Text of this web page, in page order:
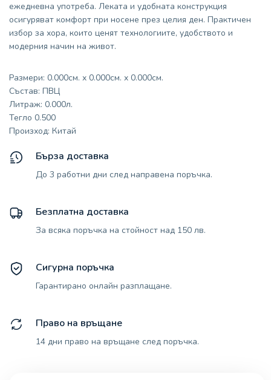
ежедневна употреба. Леката и удобната конструкция
осигуряват комфорт при носене през целия ден. Практичен
избор за хора, които ценят технологиите, удобството и
модерния начин на живот.
Размери: 0.000см. x 0.000см. x 0.000см.
Състав: ПВЦ
Литраж: 0.000л.
Тегло 0.500
Произход: Китай
Бърза доставка
До 3 работни дни след направена поръчка.
Безплатна доставка
За всяка поръчка на стойност над 150 лв.
Сигурна поръчка
Гарантирано онлайн разплащане.
Право на връщане
14 дни право на връщане след поръчка.